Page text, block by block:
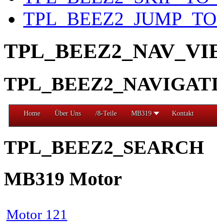
Home Über Uns /8-Teile MB319 Kontakt
TPL_BEEZ2_SEARCH
MB319 Motor
Motor 121